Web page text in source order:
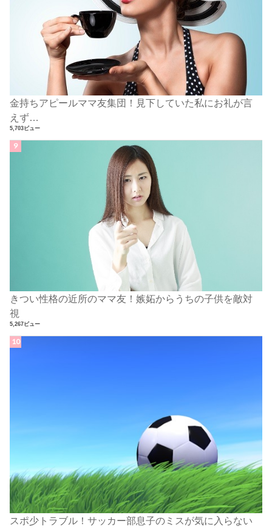
金持ちアピールママ友集団！見下していた私にお礼が言
えず…
5,703ビュー
きつい性格の近所のママ友！嫉妬からうちの子供を敵対
視
5,267ビュー
スポ少トラブル！サッカー部息子のミスが気に入らない